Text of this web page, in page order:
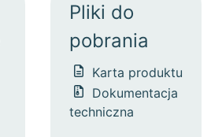
Pliki do
pobrania
Karta produktu
Dokumentacja
techniczna